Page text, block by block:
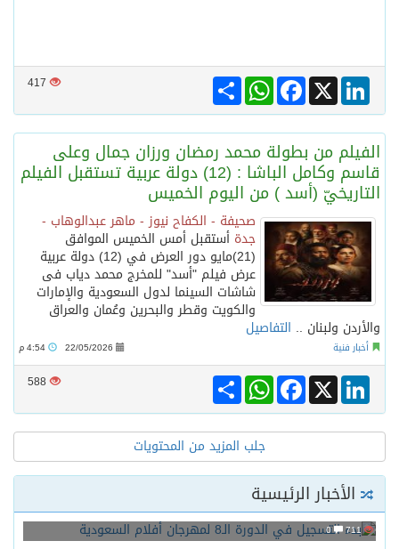
417 Share
WhatsAppFacebook X
LinkedIn
الفيلم من بطولة محمد رمضان ورزان جمال وعلى
قاسم وكامل الباشا : (12) دولة عربية تستقبل الفيلم
التاريخيّ (أسد ) من اليوم الخميس
صحيفة - الكفاح نيوز - ماهر عبدالوهاب -
جدة أستقبل أمس الخميس الموافق
(21)مايو دور العرض في (12) دولة عربية
عرض فيلم "أسد" للمخرج محمد دياب فى
شاشات السينما لدول السعودية والإمارات
والكويت وقطر والبحرين وعُمان والعراق
والأردن ولبنان .. التفاصيل
أخبار فنية 22/05/2026
588 Share
WhatsAppFacebook X
LinkedIn
جلب المزيد من المحتويات
الأخبار الرئيسية
711
0
بدء التسجيل في الدورة الـ8 لمهرجان أفلام السعودية
الكفاح نيوز تستعرض انجازاتها خلال 3 أشهر من إنطلاقتها .